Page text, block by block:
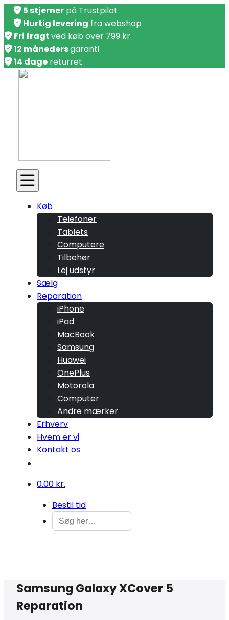
5 stjerner på Trustpilot
Hurtig levering fra webshop
Fri fragtved køb over 799 kr
12 månedersgaranti
14 dage returret
Køb
Telefoner
Tablets
Computere
Tilbehør
Lej udstyr
Sælg
Reparation
iPhone
iPad
MacBook
Samsung
Huawei
OnePlus
Motorola
Computer
Andre mærker
Erhverv
Hvem er vi
Kontakt os
0.00 kr.
Bestil tid
Samsung Galaxy XCover 5
Reparation